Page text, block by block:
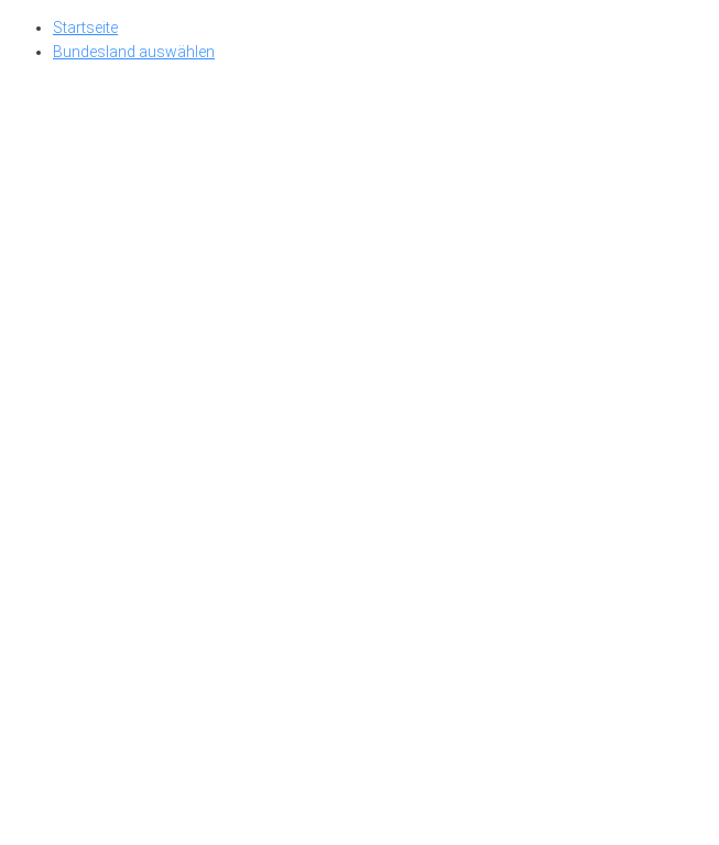
Skip
Startseite
Bundesland auswählen